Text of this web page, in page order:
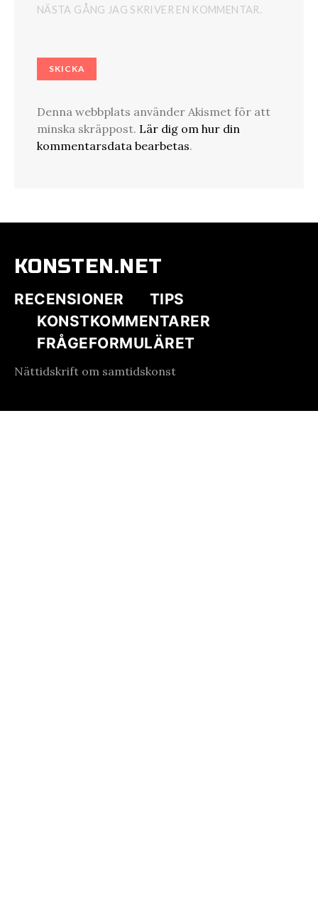
NÄSTA GÅNG JAG SKRIVER EN KOMMENTAR.
Denna webbplats använder Akismet för att
minska skräppost. Lär dig om hur din
kommentarsdata bearbetas.
KONSTEN.NET
RECENSIONER
TIPS
KONSTKOMMENTARER
FRÅGEFORMULÄRET
Nättidskrift om samtidskonst